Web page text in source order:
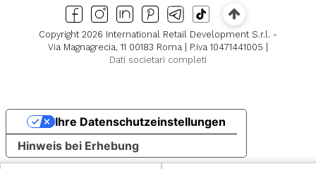
Copyright 2026 International Retail Development S.r.l. -
Via Magnagrecia, 11 00183 Roma | P.iva 10471441005 |
Dati societari completi
Hinweis bei Erhebung
Ihre Datenschutzeinstellungen